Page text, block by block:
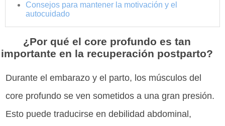
Consejos para mantener la motivación y el
autocuidado
¿Por qué el core profundo es tan
importante en la recuperación postparto?
Durante el embarazo y el parto, los músculos del
core profundo se ven sometidos a una gran presión.
Esto puede traducirse en debilidad abdominal,